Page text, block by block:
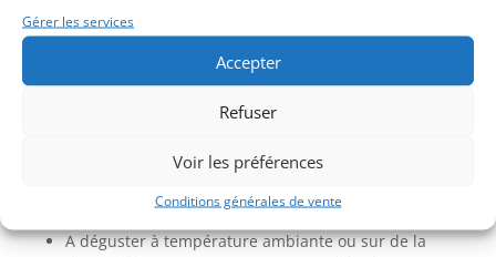
Gérer les services
Accepter
Refuser
Voir les préférences
Conditions générales de vente
punch au rhum à Saint Gilles dans le Gard.
La bouteille contient 50CL Liquide et fruits
de la noix coco et de l’ananas.
Le rhum arrangé a un titre de 26,5° V/V
de Camargue comme exhausteur de gout.
A déguster à température ambiante ou sur de la